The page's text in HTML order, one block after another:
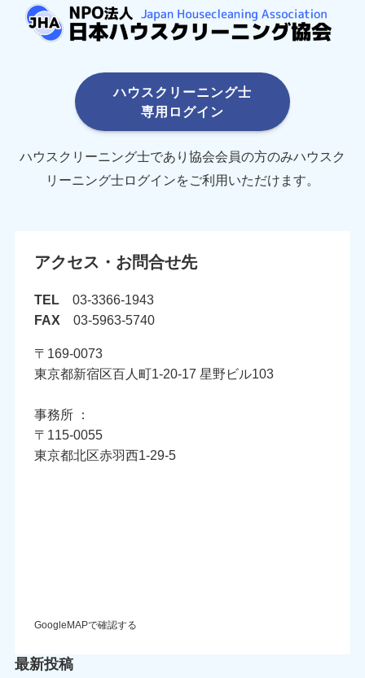
ハウスクリーニング士
専用ログイン
ハウスクリーニング士であり協会会員の方のみハウスク
リーニング士ログインをご利用いただけます。
アクセス・お問合せ先
TEL03-3366-1943
FAX03-5963-5740
〒169-0073
東京都新宿区百人町1-20-17 星野ビル103
事務所 ：
〒115-0055
東京都北区赤羽西1-29-5
GoogleMAPで確認する
最新投稿